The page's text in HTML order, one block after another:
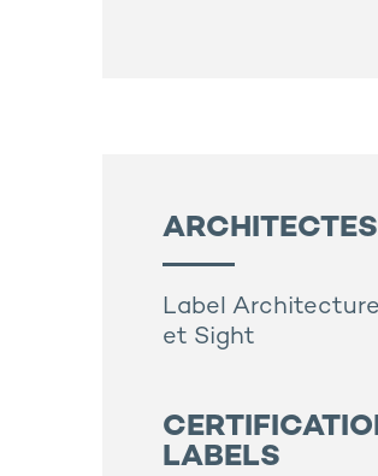
ARCHITECTES
Label Architecture
et Sight
LABELS